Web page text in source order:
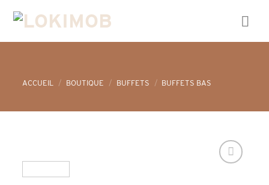
ACCUEIL / BOUTIQUE / BUFFETS / BUFFETS BAS